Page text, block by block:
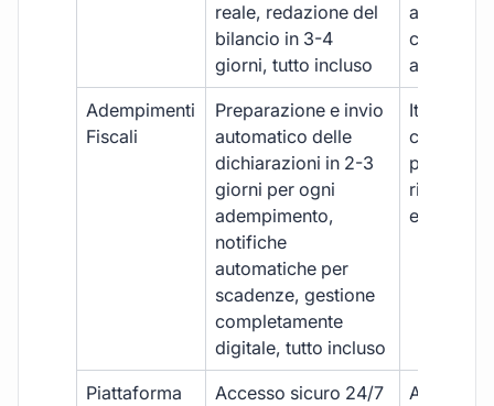
reale, redazione del
bilancio in 3-4
giorni, tutto incluso
con
aggiuntivi
Adempimenti
Fiscali
Preparazione e invio
automatico delle
dichiarazioni in 2-3
giorni per ogni
adempimento,
notifiche
automatiche per
scadenze, gestione
completamente
digitale, tutto incluso
Iter
costi
per ogni
rischio di
e
Piattaforma
Accesso sicuro 24/7
Accesso